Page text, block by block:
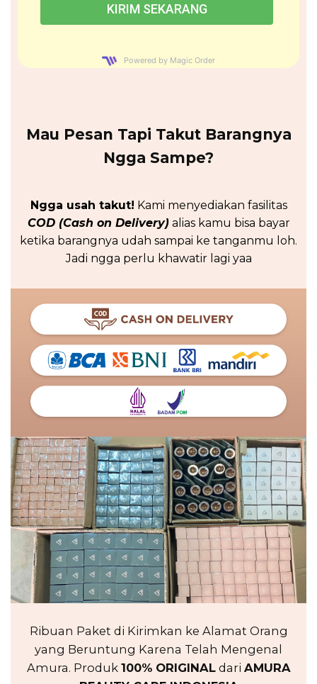
Powered by Magic Order
Mau Pesan Tapi Takut Barangnya
Ngga Sampe?
Ngga usah takut! Kami menyediakan fasilitas
COD (Cash on Delivery)alias kamu bisa bayar
ketika barangnya udah sampai ke tanganmu loh.
Jadi ngga perlu khawatir lagi yaa
Ribuan Paket di Kirimkan ke Alamat Orang
yang Beruntung Karena Telah Mengenal
Amura. Produk 100% ORIGINALdari AMURA